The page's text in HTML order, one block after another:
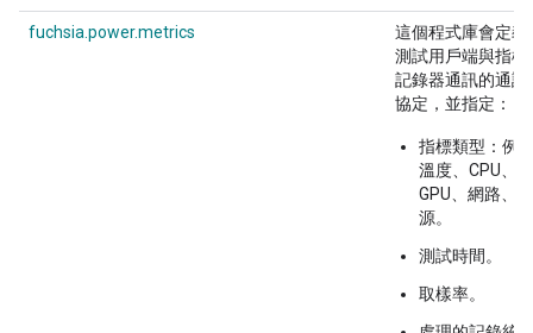
fuchsia.power.metrics
這個程式庫會定義
測試用戶端與指標
記錄器通訊的通訊
協定，並指定：
指標類型：例
溫度、CPU、
GPU、網路、電
源。
測試時間。
取樣率。